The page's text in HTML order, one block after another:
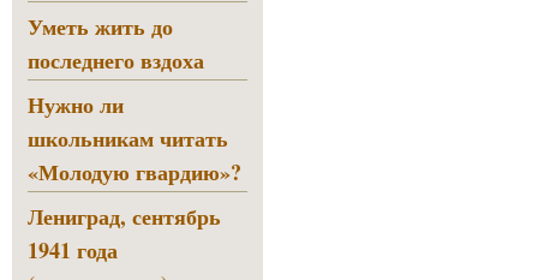
Уметь жить до
последнего вздоха
Нужно ли
школьникам читать
«Молодую гвардию»?
Лениград, сентябрь
1941 года